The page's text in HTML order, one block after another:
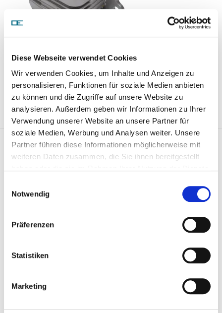
Diese Webseite verwendet Cookies
Wir verwenden Cookies, um Inhalte und Anzeigen zu
personalisieren, Funktionen für soziale Medien anbieten
zu können und die Zugriffe auf unsere Website zu
analysieren. Außerdem geben wir Informationen zu Ihrer
Verwendung unserer Website an unsere Partner für
soziale Medien, Werbung und Analysen weiter. Unsere
Partner führen diese Informationen möglicherweise mit
weiteren Daten zusammen, die Sie ihnen bereitgestellt
Notwendig
Präferenzen
Statistiken
Marketing
Preis auf Anfrage
ARTIKEL ANFRAGEN
Lagerung, Schaltgetriebe 802542
Preis auf Anfrage